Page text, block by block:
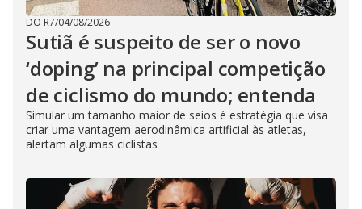
DO R7/04/08/2026
Sutiã é suspeito de ser o novo
‘doping’ na principal competição
de ciclismo do mundo; entenda
Simular um tamanho maior de seios é estratégia que visa
criar uma vantagem aerodinâmica artificial às atletas,
alertam algumas ciclistas